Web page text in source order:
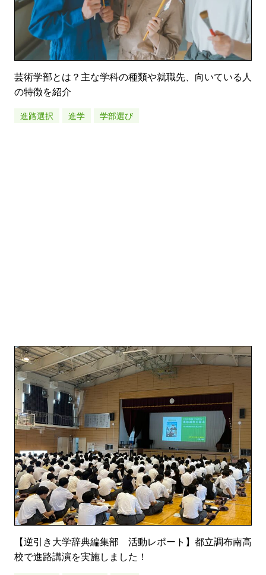
芸術学部とは？主な学科の種類や就職先、向いている人
の特徴を紹介
進路選択 進学 学部選び
【逆引き大学辞典編集部 活動レポート】都立調布南高
校で進路講演を実施しました！